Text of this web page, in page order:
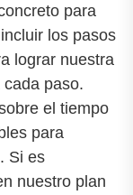
para
los pasos
lograr nuestra
paso.
el tiempo
para
Si es
nuestro plan